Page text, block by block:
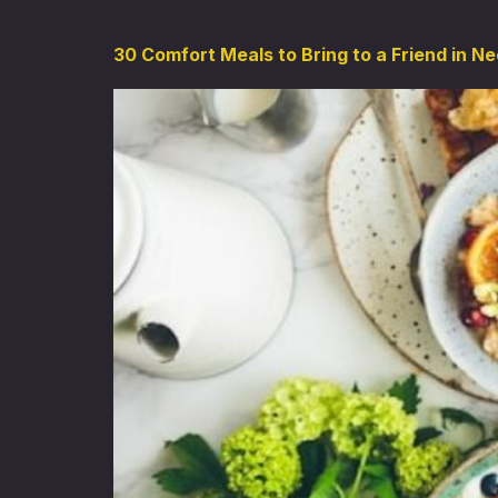
30 Comfort Meals to Bring to a Friend in